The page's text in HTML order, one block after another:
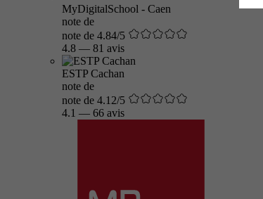
MyDigitalSchool - Caen
note de
note de 4.84/5
4.8 — 81 avis
ESTP Cachan
note de
note de 4.12/5
4.1 — 66 avis